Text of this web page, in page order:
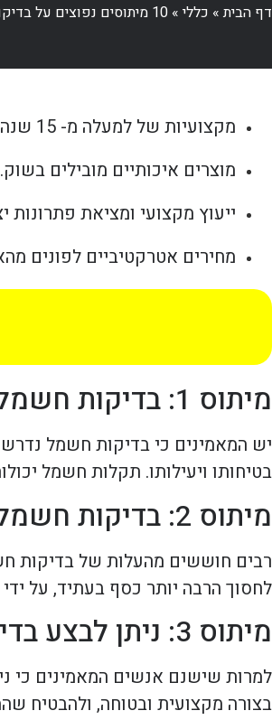
דף הבית» כללי » 10 מיתוסים נפוצים על בדיקות חשמל בבניינים: הפרכתם בצעד חכם
מקצועיות של למעלה מ- 15 שנה.
מוצרים איכותיים מובילים בשוק.
ייעוץ מקצועי ומציאת פתרונות
מחירים אטרקטיביים לפונים
מיתוס 1: בדיקות חשמל הן רק עבור בניינים חדשים
יש המאמינים כי בדיקות חשמל
בטיחותו ויעילותו. תקלות חשמל
מיתוס 2: בדיקות חשמל יקרות מאוד
רבים חוששים מהעלות של בדיקות
לחסוך הרבה יותר כסף בעתיד, על
מיתוס 3: ניתן לבצע בדיקות חשמל באופן עצמאי
למרות שישנם אנשים המאמינים כי
בצורה מקצועית ובטוחה, ולהבטיח